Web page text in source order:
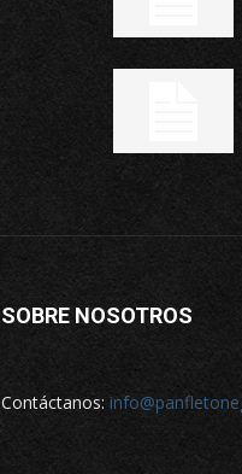
SOBRE NOSOTROS
Contáctanos: